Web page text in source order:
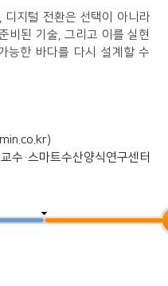
디지털 전환은 선택이 아니라
비된 기술, 그리고 이를 실현
능한 바다를 다시 설계할 수
수·스마트수산양식연구센터